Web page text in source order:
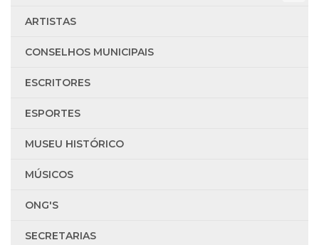
ARTISTAS
CONSELHOS MUNICIPAIS
ESCRITORES
ESPORTES
MUSEU HISTÓRICO
MÚSICOS
ONG'S
SECRETARIAS